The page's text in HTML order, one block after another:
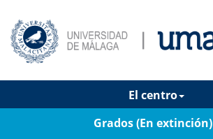
El centro
Grados (En extinción)